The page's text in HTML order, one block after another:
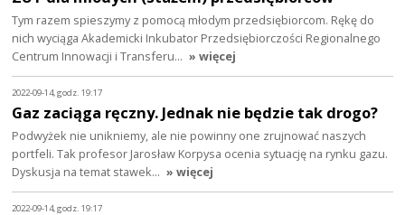
Tym razem spieszymy z pomocą młodym przedsiębiorcom. Rękę do
nich wyciąga Akademicki Inkubator Przedsiębiorczości Regionalnego
Centrum Innowacji i Transferu… » więcej
2022-09-14, godz. 19:17
Gaz zaciąga ręczny. Jednak nie będzie tak drogo?
Podwyżek nie unikniemy, ale nie powinny one zrujnować naszych
portfeli. Tak profesor Jarosław Korpysa ocenia sytuację na rynku gazu.
Dyskusja na temat stawek… » więcej
2022-09-14, godz. 19:17